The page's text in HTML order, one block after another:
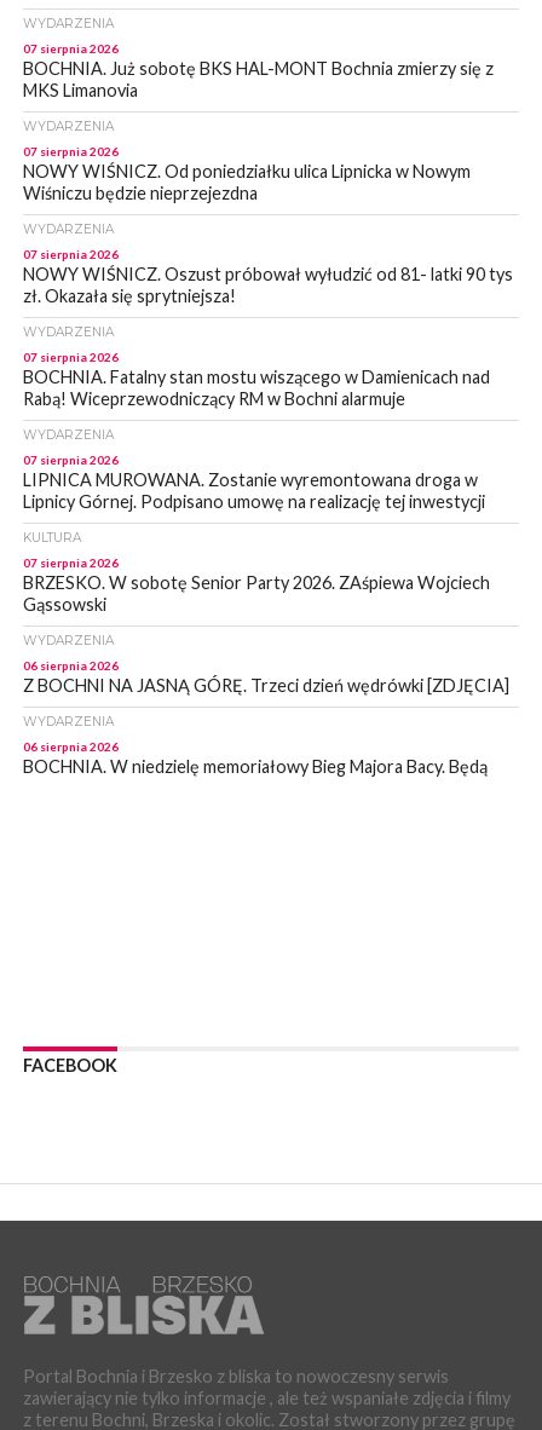
WYDARZENIA
07 sierpnia 2026
BOCHNIA. Już sobotę BKS HAL-MONT Bochnia zmierzy się z
MKS Limanovia
WYDARZENIA
07 sierpnia 2026
NOWY WIŚNICZ. Od poniedziałku ulica Lipnicka w Nowym
Wiśniczu będzie nieprzejezdna
WYDARZENIA
07 sierpnia 2026
NOWY WIŚNICZ. Oszust próbował wyłudzić od 81- latki 90 tys
zł. Okazała się sprytniejsza!
WYDARZENIA
07 sierpnia 2026
BOCHNIA. Fatalny stan mostu wiszącego w Damienicach nad
Rabą! Wiceprzewodniczący RM w Bochni alarmuje
WYDARZENIA
07 sierpnia 2026
LIPNICA MUROWANA. Zostanie wyremontowana droga w
Lipnicy Górnej. Podpisano umowę na realizację tej inwestycji
KULTURA
07 sierpnia 2026
BRZESKO. W sobotę Senior Party 2026. ZAśpiewa Wojciech
Gąssowski
WYDARZENIA
06 sierpnia 2026
Z BOCHNI NA JASNĄ GÓRĘ. Trzeci dzień wędrówki [ZDJĘCIA]
WYDARZENIA
06 sierpnia 2026
BOCHNIA. W niedzielę memoriałowy Bieg Majora Bacy. Będą
06 sierpnia 2026
POWIAT BRZESKI. W Wytrzyszczce karetka zderzyła się z
LIPNICA MUROWANA. Oddaj krew, pomóż potrzebującym!
KULTURA
Kopalni Soli Bochnia
WYDARZENIA
FACEBOOK
Portal Bochnia i Brzesko z bliska to nowoczesny serwis
zawierający nie tylko informacje , ale też wspaniałe zdjęcia i filmy
z terenu Bochni, Brzeska i okolic. Został stworzony przez grupę